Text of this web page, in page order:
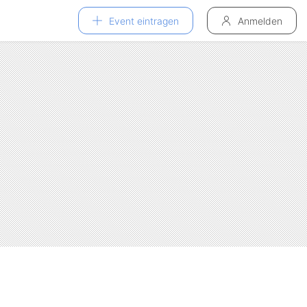
Event eintragen Anmelden